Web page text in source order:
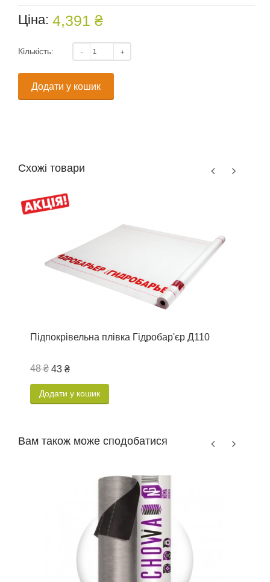
Ціна: 4,391 ₴
Кількість:
Додати у кошик
Схожі товари
Підпокрівельна плівка Гідробар'єр Д110
48 ₴ 43 ₴
Додати у кошик
Вам також може сподобатися